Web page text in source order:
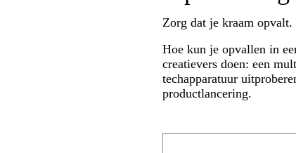
Zorg dat je kraam opvalt.
Hoe kun je opvallen in
creatievers doen: een
techapparatuur
productlancering.